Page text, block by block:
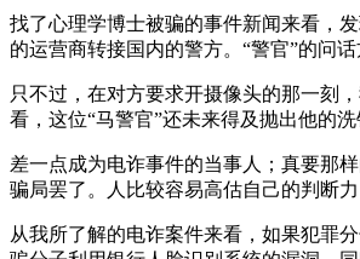
找了心理学博士被骗的事件新闻来看，
的运营商转接国内的警方。“警官”的问
只不过，在对方要求开摄像头的那一刻
看，这位“马警官”还未来得及抛出他的
差一点成为电诈事件的当事人；真要那
骗局罢了。人比较容易高估自己的判断
从我所了解的电诈案件来看，如果犯罪